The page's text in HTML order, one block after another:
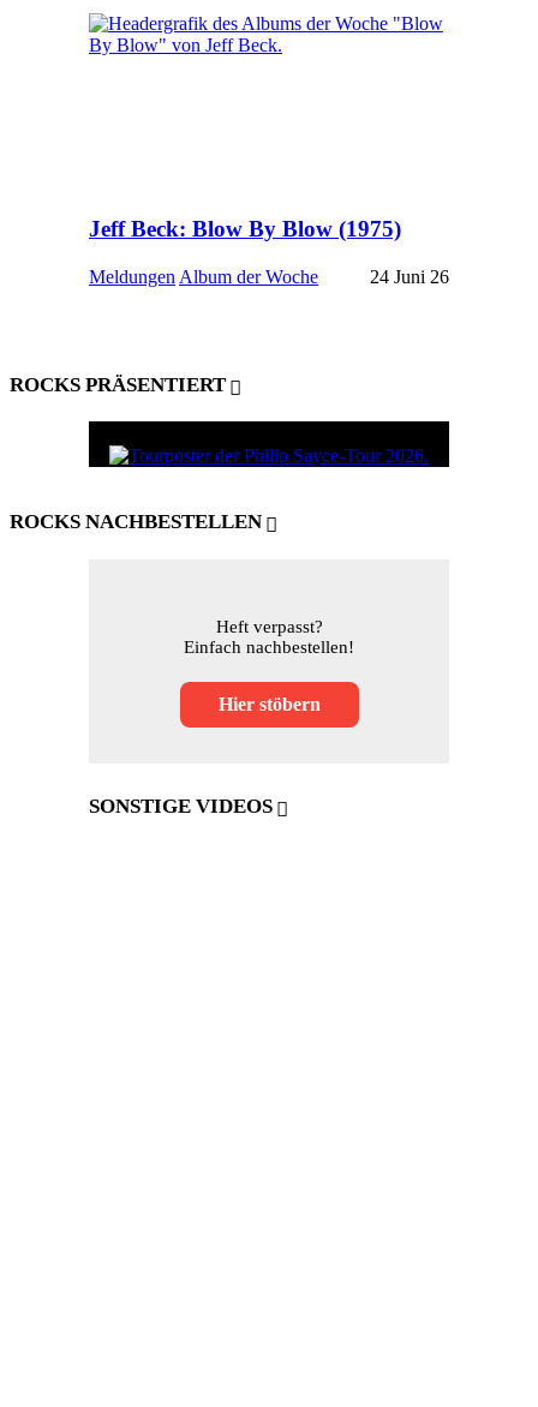
Jeff Beck: Blow By Blow (1975)
Meldungen Album der Woche 24 Juni 26
ROCKS PRÄSENTIERT
ROCKS NACHBESTELLEN
Heft verpasst?
Einfach nachbestellen!
Hier stöbern
SONSTIGE VIDEOS